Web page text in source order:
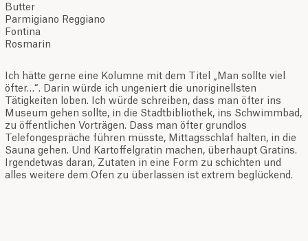
Butter
Parmigiano Reggiano
Fontina
Rosmarin
Ich hätte gerne eine Kolumne mit dem Titel „Man sollte viel
öfter…“. Darin würde ich ungeniert die unoriginellsten
Tätigkeiten loben. Ich würde schreiben, dass man öfter ins
Museum gehen sollte, in die Stadtbibliothek, ins Schwimmbad,
zu öffentlichen Vorträgen. Dass man öfter grundlos
Telefongespräche führen müsste, Mittagsschlaf halten, in die
Sauna gehen. Und Kartoffelgratin machen, überhaupt Gratins.
Irgendetwas daran, Zutaten in eine Form zu schichten und
alles weitere dem Ofen zu überlassen ist extrem beglückend.